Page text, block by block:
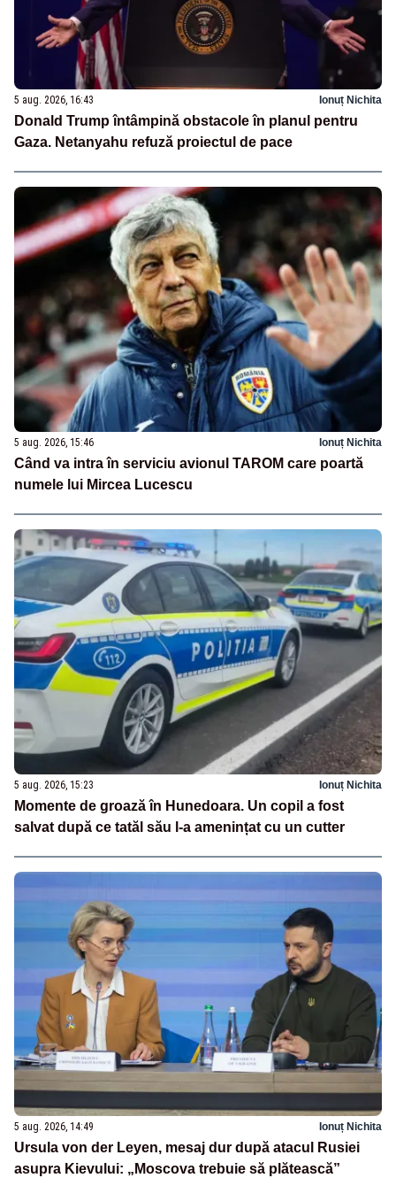
5 aug. 2026, 16:43 Ionuț Nichita
Donald Trump întâmpină obstacole în planul pentru
Gaza. Netanyahu refuză proiectul de pace
5 aug. 2026, 15:46 Ionuț Nichita
Când va intra în serviciu avionul TAROM care poartă
numele lui Mircea Lucescu
5 aug. 2026, 15:23 Ionuț Nichita
Momente de groază în Hunedoara. Un copil a fost
salvat după ce tatăl său l-a amenințat cu un cutter
5 aug. 2026, 14:49 Ionuț Nichita
Ursula von der Leyen, mesaj dur după atacul Rusiei
asupra Kievului: „Moscova trebuie să plătească”